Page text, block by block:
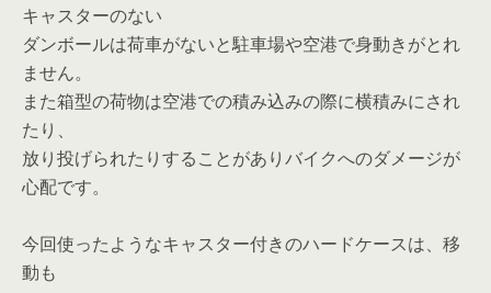
キャスターのない
ダンボールは荷車がないと駐車場や空港で身動きがとれ
ません。
また箱型の荷物は空港での積み込みの際に横積みにされ
たり、
放り投げられたりすることがありバイクへのダメージが
心配です。
今回使ったようなキャスター付きのハードケースは、移
動も